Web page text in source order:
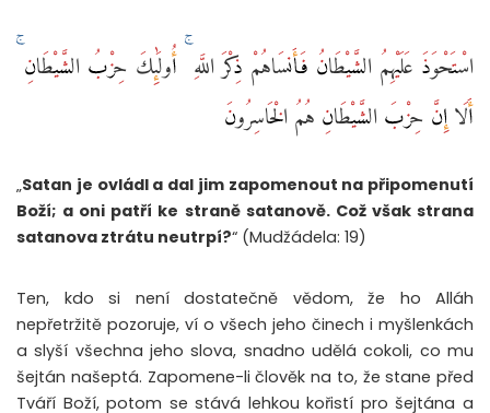
اسْتَحْوَذَ عَلَيْهِمُ الشَّيْطَانُ فَأَنسَاهُمْ ذِكْرَ اللَّهِ ۚ أُولَٰئِكَ حِزْبُ الشَّيْطَانِ ۚ
أَلَا إِنَّ حِزْبَ الشَّيْطَانِ هُمُ الْخَاسِرُونَ
„Satan je ovládl a dal jim zapomenout na připomenutí
Boží; a oni patří ke straně satanově. Což však strana
satanova ztrátu neutrpí?“ (Mudžádela: 19)
Ten, kdo si není dostatečně vědom, že ho Alláh
nepřetržitě pozoruje, ví o všech jeho činech i myšlenkách
a slyší všechna jeho slova, snadno udělá cokoli, co mu
šejtán našeptá. Zapomene-li člověk na to, že stane před
Tváří Boží, potom se stává lehkou kořistí pro šejtána a